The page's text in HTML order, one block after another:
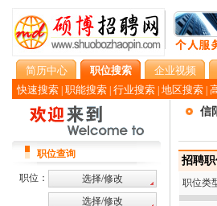
简历中心 职位搜索 企业视频
快速搜索 职能搜索 行业搜索 地区搜索
职位查询
职位：
信
招聘
职位类